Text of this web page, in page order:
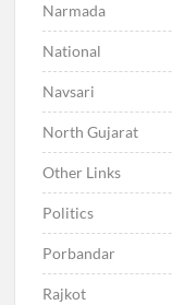
Narmada
National
Navsari
North Gujarat
Other Links
Politics
Porbandar
Rajkot